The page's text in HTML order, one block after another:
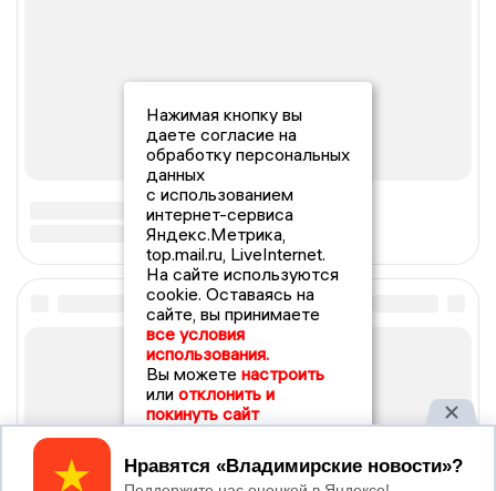
Нажимая кнопку вы
даете согласие на
обработку персональных
данных
с использованием
интернет-сервиса
Яндекс.Метрика,
top.mail.ru, LiveInternet.
На сайте используются
cookie. Оставаясь на
сайте, вы принимаете
все условия
использования.
Вы можете настроить
или отклонить и
покинуть сайт
Принять